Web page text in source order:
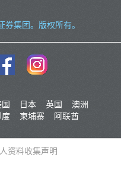
券集团。版权所有。
日本 英国
澳洲
度 柬埔寨
阿联酋
资料收集声明